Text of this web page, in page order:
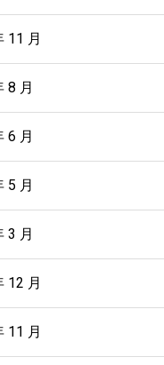
11 月
8 月
6 月
5 月
3 月
12 月
11 月